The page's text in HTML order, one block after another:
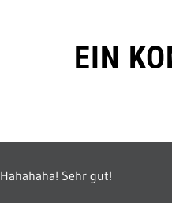
EIN
Hahahaha! Sehr gut!